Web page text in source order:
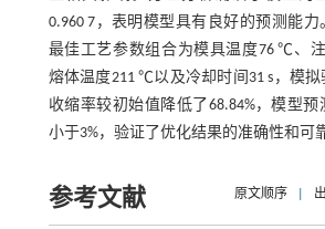
0.960 7，表明模型具有良好的预测能
最佳工艺参数组合为模具温度76 ℃、注
熔体温度211 ℃以及冷却时间31 s，模
收缩率较初始值降低了68.84%，模型
小于3%，验证了优化结果的准确性和可
参考文献 原文顺序